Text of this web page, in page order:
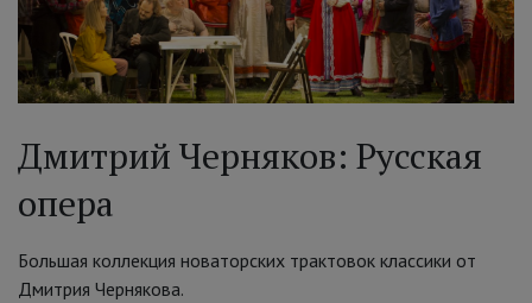
Дмитрий Черняков: Русская
опера
Большая коллекция новаторских трактовок классики от
Дмитрия Чернякова.